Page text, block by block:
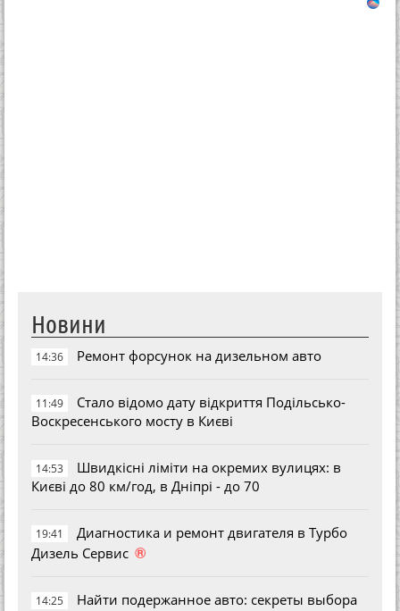
Новини
14:36 Ремонт форсунок на дизельном авто
11:49
Стало відомо дату відкриття Подільсько-
Воскресенського мосту в Києві
14:53
Швидкісні ліміти на окремих вулицях: в
Києві до 80 км/год, в Дніпрі - до 70
19:41
Диагностика и ремонт двигателя в Турбо
Дизель Сервис ®
14:25
Найти подержанное авто: секреты выбора